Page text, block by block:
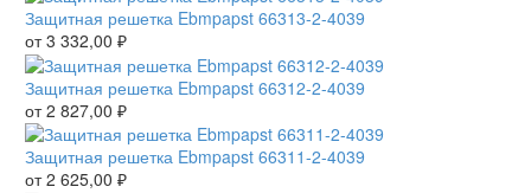
Защитная решетка Ebmpapst 66313-2-4039
от3 332,00 ₽
Защитная решетка Ebmpapst 66312-2-4039
от2 827,00 ₽
Защитная решетка Ebmpapst 66311-2-4039
от2 625,00 ₽